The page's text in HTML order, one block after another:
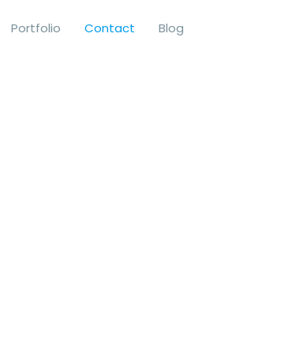
Portfolio Contact Blog